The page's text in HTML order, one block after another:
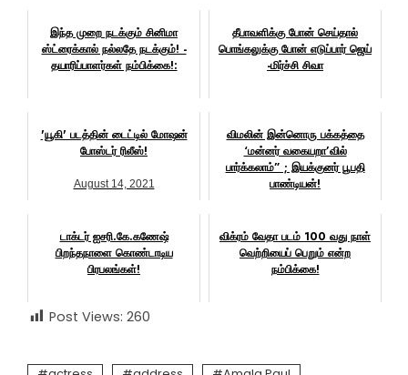
இந்த முறை நடக்கும் சினிமா
ஸ்ட்ரைக்கால் நல்லதே நடக்கும்! -
தயாரிப்பாளர்கள் நம்பிக்கை!:
தீபாவளிக்கு போன் செய்தால்
பொங்கலுக்கு போன் எடுப்பார் ஜெய்
-மிர்ச்சி சிவா
'யூகி' படத்தின் டைட்டில் மோஷன்
போஸ்டர் ரிலீஸ்!
August 14, 2021
விமலின் இன்னொரு பக்கத்தை
‘மன்னர் வகையறா’வில்
பார்க்கலாம்” ; இயக்குனர் பூபதி
பாண்டியன்!
டாக்டர் ஐசரி.கே.கணேஷ்
பிறந்தநாளை கொண்டாடிய
பிரபலங்கள்!
விக்ரம் வேதா படம் 100 வது நாள்
வெற்றியைப் பெறும் என்ற
நம்பிக்கை!
Post Views: 260